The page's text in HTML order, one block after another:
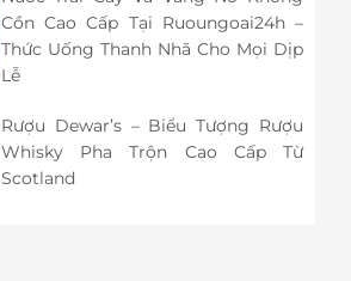
Cồn Cao Cấp Tại Ruoungoai24h –
Thức Uống Thanh Nhã Cho Mọi Dịp
Lễ
Rượu Dewar’s – Biểu Tượng Rượu
Whisky Pha Trộn Cao Cấp Từ
Scotland